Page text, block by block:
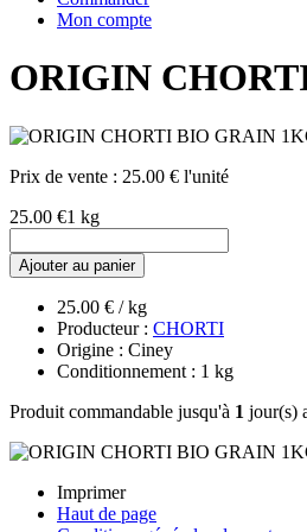
Mon compte
ORIGIN
Prix de vente : 25.00 € l'unité
25.00 €1 kg
Ajouter au panier
25.00 € / kg
Producteur : CHORTI
Origine : Ciney
Conditionnement : 1 kg
Produit commandable jusqu'à 1 jour(s)
Imprimer
Haut de page